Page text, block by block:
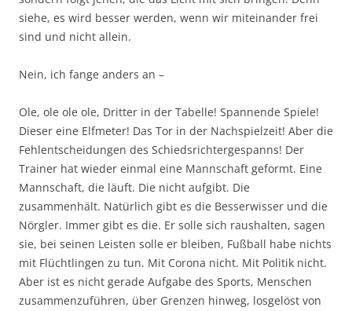
siehe, es wird besser werden, wenn wir miteinander frei
sind und nicht allein.
Nein, ich fange anders an –
Ole, ole ole ole, Dritter in der Tabelle! Spannende Spiele!
Dieser eine Elfmeter! Das Tor in der Nachspielzeit! Aber die
Fehlentscheidungen des Schiedsrichtergespanns! Der
Trainer hat wieder einmal eine Mannschaft geformt. Eine
Mannschaft, die läuft. Die nicht aufgibt. Die
zusammenhält. Natürlich gibt es die Besserwisser und die
Nörgler. Immer gibt es die. Er solle sich raushalten, sagen
sie, bei seinen Leisten solle er bleiben, Fußball habe nichts
mit Flüchtlingen zu tun. Mit Corona nicht. Mit Politik nicht.
Aber ist es nicht gerade Aufgabe des Sports, Menschen
zusammenzuführen, über Grenzen hinweg, losgelöst von